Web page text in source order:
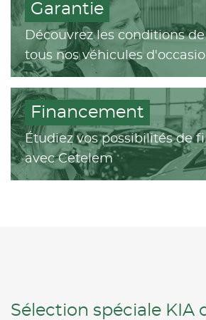
Garantie
Découvrez les conditions
tous nos véhicules
Financement
Étudiez vos possibilités de
avec Cetelem
Sélection spéciale KIA